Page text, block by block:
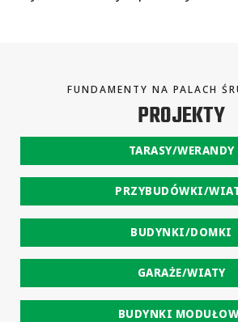
FUNDAMENTY NA PALACH
PROJEKTY
TARASY/WERANDY
PRZYBUDÓWKI/
BUDYNKI/DOMKI
GARAŻE/WIATY
BUDYNKI